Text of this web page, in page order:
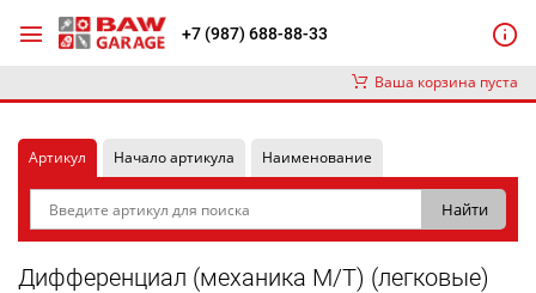
+7 (987) 688-88-33
Ваша корзина пуста
Артикул Начало артикула Наименование
Дифференциал (механика М/Т) (легковые)